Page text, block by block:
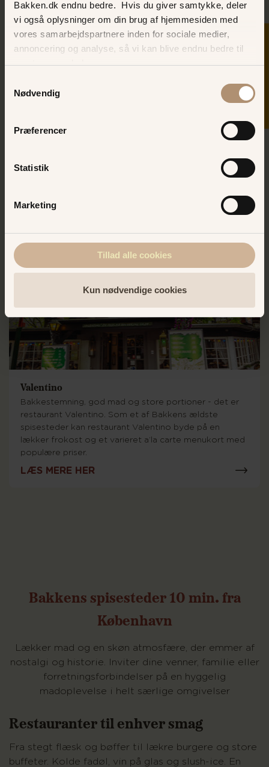
Bakken.dk endnu bedre. Hvis du giver samtykke, deler
vi også oplysninger om din brug af hjemmesiden med
vores samarbejdspartnere inden for sociale medier,
annoncering og analyse, så vi kan blive endnu bedre til
næste gang, du besøger os.
Nødvendig
Præferencer
Statistik
Marketing
Tillad alle cookies
Kun nødvendige cookies
SKER I DAG
aftenmenuer og al mad er selvfølgelig hjemmelavet.
LÆS MERE HER
indeholder alt hvad hjertet begærer. Staldknægtens
buffeter indeholder både kolde og varme retter samt
LÆS MERE HER
Valentino
Bakkestemning, god mad og store portioner - det er
restaurant Valentino. Som et af Bakkens ældste
spisesteder kan restaurant Valentino byde på en
lækker frokost og et varieret a’la carte menukort med
populære priser.
LÆS MERE HER
Bakkens spisesteder 10 min. fra
København
Lækker mad og en skøn atmosfære, der emmer af
nostalgi og historie. Inviter dine venner, familie eller
forretningsforbindelser på en hyggelig
madoplevelse i helt særlige omgivelser
Restauranter til enhver smag
Fra stegt flæsk og bøffer til lækre burgere og store
buffeter. Kolde fadøl, vin på glas og slush-ice. En